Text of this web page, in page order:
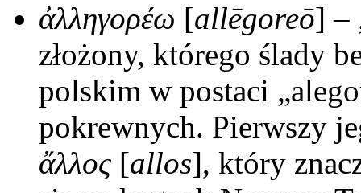
ἀλληγορέω [allēgoreō] –
złożony, którego ślady
polskim w postaci
pokrewnych. Pierwszy
ἄλλος [allos], który